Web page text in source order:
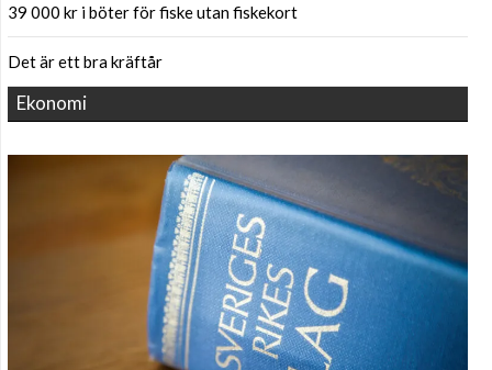
39 000 kr i böter för fiske utan fiskekort
Det är ett bra kräftår
Ekonomi